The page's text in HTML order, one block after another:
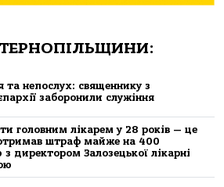
та непослух: священнику з
заборонили служіння
головним лікарем у 28 років — це
штраф майже на 400
з директором Залозецької лікарні